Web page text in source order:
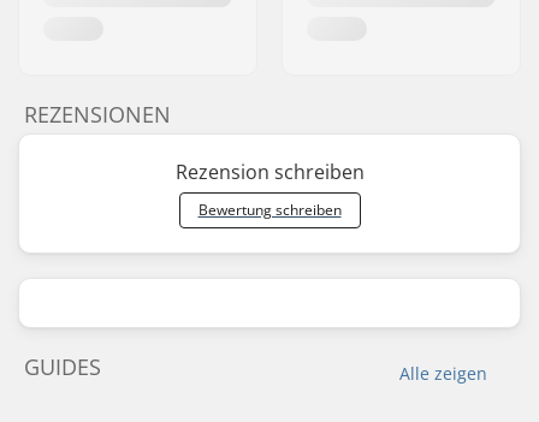
REZENSIONEN
Rezension schreiben
Bewertung schreiben
Alle zeigen
GUIDES